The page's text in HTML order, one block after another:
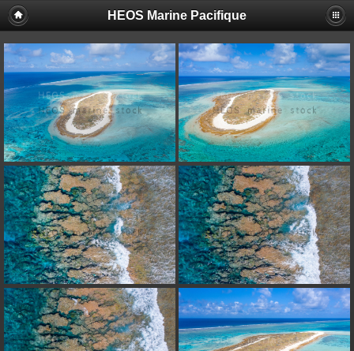
HEOS Marine Pacifique